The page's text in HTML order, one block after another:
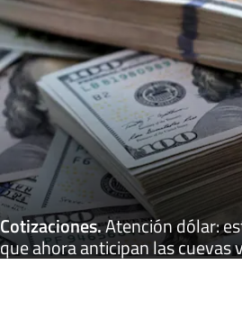
Cotizaciones.Atención dólar:
que ahora anticipan las cuevas